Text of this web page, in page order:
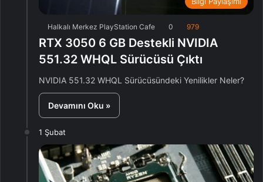
Halkalı Merkez PlayStation Cafe 0 979
RTX 3050 6 GB Destekli NVIDIA
551.32 WHQL Sürücüsü Çıktı
NVIDIA 551.32 WHQL Sürücüsündeki Yenilikler Neler?
Devamını Oku »
1 Şubat